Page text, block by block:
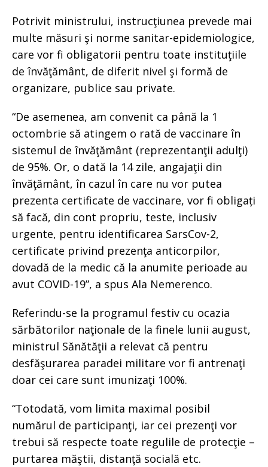
Potrivit ministrului, instrucţiunea prevede mai
multe măsuri şi norme sanitar-epidemiologice,
care vor fi obligatorii pentru toate instituţiile
de învăţământ, de diferit nivel şi formă de
organizare, publice sau private.
“De asemenea, am convenit ca până la 1
octombrie să atingem o rată de vaccinare în
sistemul de învăţământ (reprezentanţii adulţi)
de 95%. Or, o dată la 14 zile, angajaţii din
învăţământ, în cazul în care nu vor putea
prezenta certificate de vaccinare, vor fi obligați
să facă, din cont propriu, teste, inclusiv
urgente, pentru identificarea SarsCov-2,
certificate privind prezenţa anticorpilor,
dovadă de la medic că la anumite perioade au
avut COVID-19”, a spus Ala Nemerenco.
Referindu-se la programul festiv cu ocazia
sărbătorilor naţionale de la finele lunii august,
ministrul Sănătăţii a relevat că pentru
desfăşurarea paradei militare vor fi antrenaţi
doar cei care sunt imunizaţi 100%.
“Totodată, vom limita maximal posibil
numărul de participanţi, iar cei prezenţi vor
trebui să respecte toate regulile de protecţie –
purtarea măştii, distanţă socială etc.